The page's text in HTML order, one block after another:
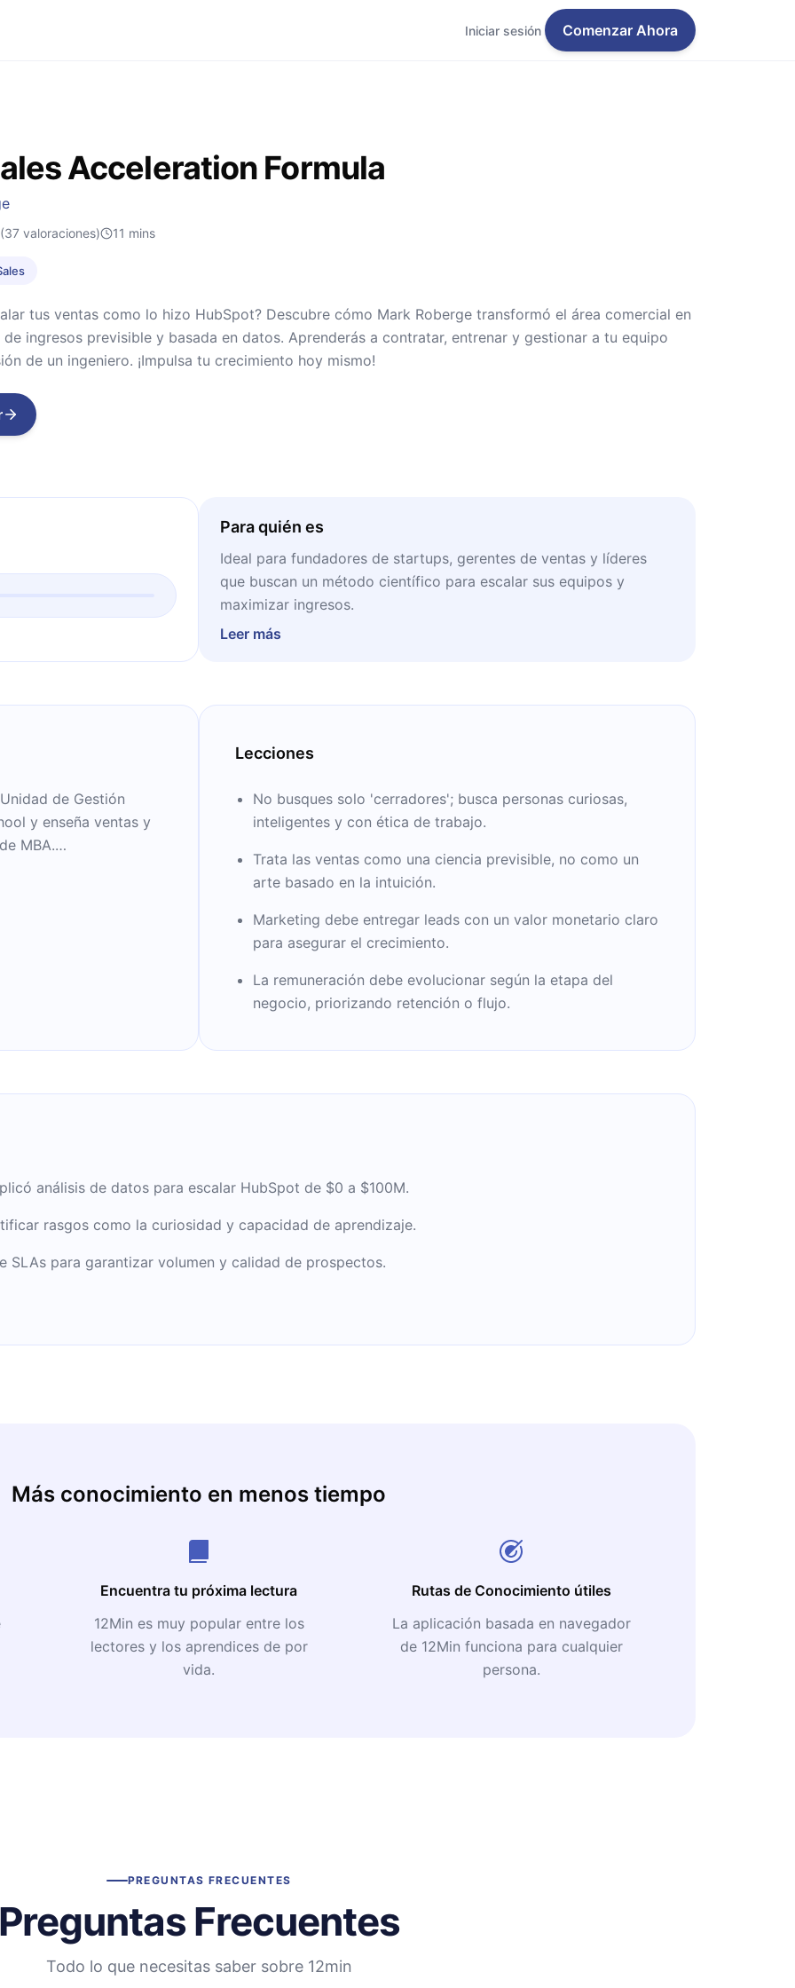
Iniciar sesión Comenzar Ahora
Acceleration Formula
(37 valoraciones) 11 mins
tus ventas como lo hizo HubSpot? Descubre cómo Mark Roberge transformó el área comercial en
de ingresos previsible y basada en datos. Aprenderás a contratar, entrenar y gestionar a tu equipo
de un ingeniero. ¡Impulsa tu crecimiento hoy mismo!
Para quién es
Ideal para fundadores de startups, gerentes de ventas y líderes
que buscan un método científico para escalar sus equipos y
maximizar ingresos.
Leer más
de Gestión
y enseña ventas y
MBA.
ingresos anuales de
consultivo e
de la
TechCrunch,
es el autor del
Lecciones
No busques solo 'cerradores'; busca personas curiosas,
inteligentes y con ética de trabajo.
Trata las ventas como una ciencia previsible, no como un
arte basado en la intuición.
Marketing debe entregar leads con un valor monetario claro
para asegurar el crecimiento.
La remuneración debe evolucionar según la etapa del
negocio, priorizando retención o flujo.
análisis de datos para escalar HubSpot de $0 a $100M.
rasgos como la curiosidad y capacidad de aprendizaje.
SLAs para garantizar volumen y calidad de prospectos.
Más conocimiento en menos tiempo
Encuentra tu próxima lectura
12Min es muy popular entre los
lectores y los aprendices de por
vida.
Rutas de Conocimiento útiles
La aplicación basada en navegador
de 12Min funciona para cualquier
persona.
PREGUNTAS FRECUENTES
Preguntas Frecuentes
Todo lo que necesitas saber sobre 12min